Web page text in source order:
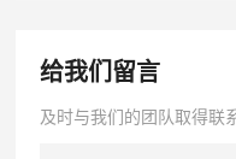
给我们留言
及时与我们的团队取得联